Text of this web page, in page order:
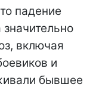
падение
включая
и
бывшее